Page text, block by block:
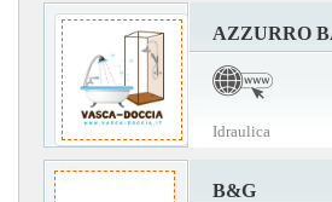
AZZURRO
Idraulica
B&G